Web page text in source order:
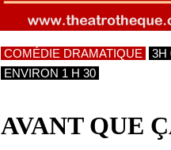
COMÉDIE DRAMATIQUE
3H
ENVIRON 1 H 30
AVANT QUE